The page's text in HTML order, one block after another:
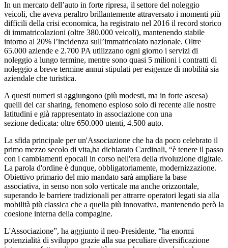
In un mercato dell’auto in forte ripresa, il settore del noleggio
veicoli, che aveva peraltro brillantemente attraversato i momenti più
difficili della crisi economica, ha registrato nel 2016 il record storico
di immatricolazioni (oltre 380.000 veicoli), mantenendo stabile
intorno al 20% l’incidenza sull’immatricolato nazionale. Oltre
65.000 aziende e 2.700 PA utilizzano ogni giorno i servizi di
noleggio a lungo termine, mentre sono quasi 5 milioni i contratti di
noleggio a breve termine annui stipulati per esigenze di mobilità sia
aziendale che turistica.
A questi numeri si aggiungono (più modesti, ma in forte ascesa)
quelli del car sharing, fenomeno esploso solo di recente alle nostre
latitudini e già rappresentato in associazione con una
sezione dedicata: oltre 650.000 utenti, 4.500 auto.
La sfida principale per un'Associazione che ha da poco celebrato il
primo mezzo secolo di vita,ha dichiarato Cardinali, “è tenere il passo
con i cambiamenti epocali in corso nell'era della rivoluzione digitale.
La parola d'ordine è dunque, obbligatoriamente, modernizzazione.
Obiettivo primario del mio mandato sarà ampliare la base
associativa, in senso non solo verticale ma anche orizzontale,
superando le barriere tradizionali per attrarre operatori legati sia alla
mobilità più classica che a quella più innovativa, mantenendo però la
coesione interna della compagine.
L'Associazione”, ha aggiunto il neo-Presidente, “ha enormi
potenzialità di sviluppo grazie alla sua peculiare diversificazione